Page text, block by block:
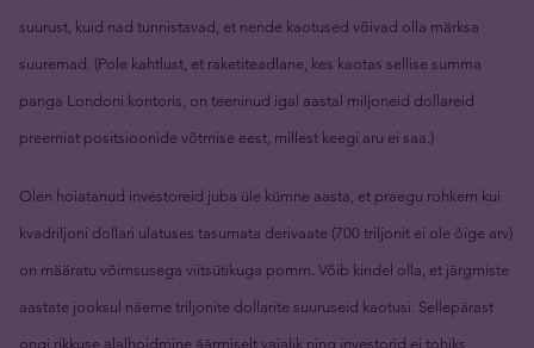
suurust, kuid nad tunnistavad, et nende kaotused võivad olla märksa
suuremad. (Pole kahtlust, et raketiteadlane, kes kaotas sellise summa
panga Londoni kontoris, on teeninud igal aastal miljoneid dollareid
preemiat positsioonide võtmise eest, millest keegi aru ei saa.)
Olen hoiatanud investoreid juba üle kümne aasta, et praegu rohkem kui
kvadriljoni dollari ulatuses tasumata derivaate (700 triljonit ei ole õige arv)
on määratu võimsusega viitsütikuga pomm. Võib kindel olla, et järgmiste
aastate jooksul näeme triljonite dollarite suuruseid kaotusi. Sellepärast
ongi rikkuse alalhoidmine äärmiselt vajalik ning investorid ei tohiks